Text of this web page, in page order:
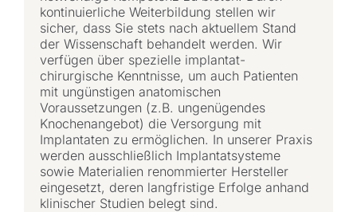
kontinuierliche Weiterbildung stellen wir
sicher, dass Sie stets nach aktuellem Stand
der Wissenschaft behandelt werden. Wir
verfügen über spezielle implantat-
chirurgische Kenntnisse, um auch Patienten
mit ungünstigen anatomischen
Voraussetzungen (z.B. ungenügendes
Knochenangebot) die Versorgung mit
Implantaten zu ermöglichen. In unserer Praxis
werden ausschließlich Implantatsysteme
sowie Materialien renommierter Hersteller
eingesetzt, deren langfristige Erfolge anhand
klinischer Studien belegt sind.